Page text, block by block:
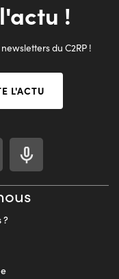
!
du C2RP !
L'ACTU
?